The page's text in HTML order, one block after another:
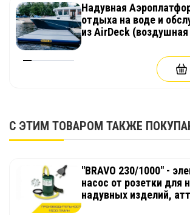
Надувная Аэроплатформа
отдыха на воде и
из AirDeck (воздушная
С ЭТИМ ТОВАРОМ ТАКЖЕ
"BRAVO 230/1000" -
насос от розетки для
надувных изделий,